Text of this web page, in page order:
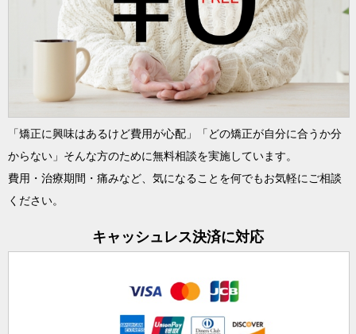
「矯正に興味はあるけど費用が心配」「どの矯正が自分に合うか分
からない」そんな方のために無料相談を実施しています。
費用・治療期間・痛みなど、気になることを何でもお気軽にご相談
ください。
キャッシュレス決済に対応